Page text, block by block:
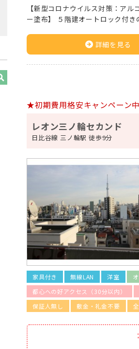
【新型コロナウイルス対策：ア
ー塗布】 ５階建オートロック付
詳細を見る
★初期費用格安キャンペーン
レオン三ノ輪セカンド
日比谷線 三ノ輪駅 徒歩9分
家具付き 無線LAN 洋室
都心への好アクセス（30分以内）
保証人無し
敷金・礼金不要